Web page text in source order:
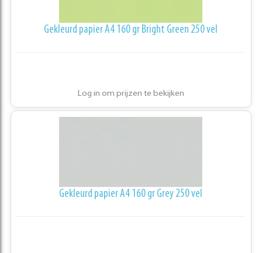
Gekleurd papier A4 160 gr Bright Green 250 vel
Log in om prijzen te bekijken
Gekleurd papier A4 160 gr Grey 250 vel